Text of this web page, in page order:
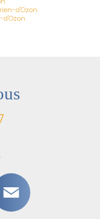
d'Ozon